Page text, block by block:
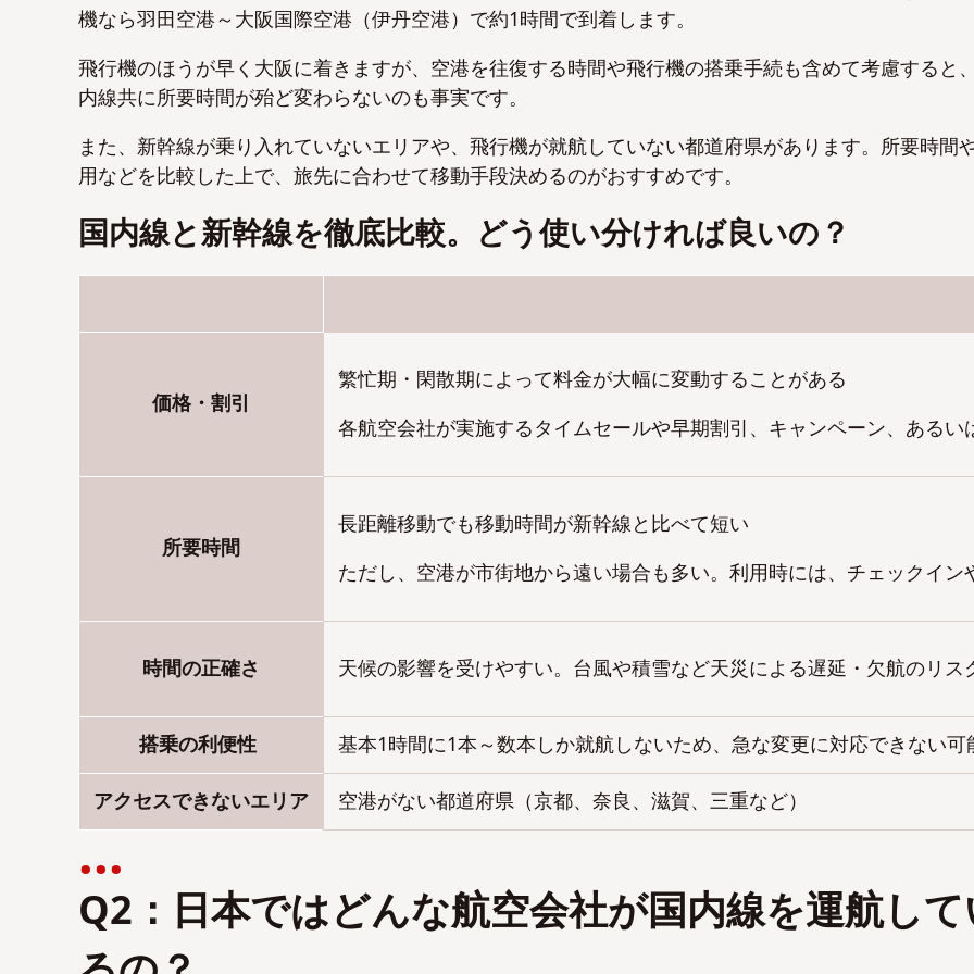
機なら羽田空港～大阪国際空港（伊丹空港）で約1時間で到着します。
飛行機のほうが早く大阪に着きますが、空港を往復する時間や飛行機の搭乗手続も含めて考慮すると
内線共に所要時間が殆ど変わらないのも事実です。
また、新幹線が乗り入れていないエリアや、飛行機が就航していない都道府県があります。所要時間
用などを比較した上で、旅先に合わせて移動手段決めるのがおすすめです。
国内線と新幹線を徹底比較。どう使い分ければ良いの？
価格・割引
繁忙期・閑散期によって料金が大幅に変動することがある
各航空会社が実施するタイムセールや早期割引、キャンペーン、ある
所要時間
長距離移動でも移動時間が新幹線と比べて短い
ただし、空港が市街地から遠い場合も多い。利用時には、チェックイ
時間の正確さ 天候の影響を受けやすい。台風や積雪など天災による遅延・欠航のリス
搭乗の利便性
基本1時間に1本～数本しか就航しないため、急な変更に対応できない可
アクセスできないエリア
空港がない都道府県（京都、奈良、滋賀、三重など）
Q2：日本ではどんな航空会社が国内線を運航し